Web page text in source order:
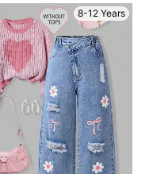
8-12 Years